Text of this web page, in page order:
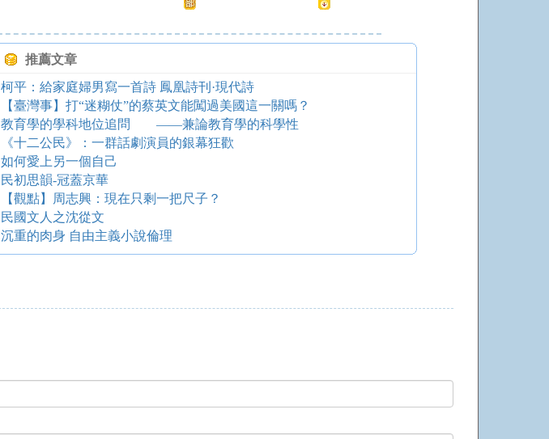
推薦文章
柯平：給家庭婦男寫一首詩 鳳凰詩刊·現代詩
【臺灣事】打“迷糊仗”的蔡英文能闖過美國這一關嗎？
教育學的學科地位追問 ——兼論教育學的科學性
《十二公民》：一群話劇演員的銀幕狂歡
如何愛上另一個自己
民初思韻-冠蓋京華
【觀點】周志興：現在只剩一把尺子？
民國文人之沈從文
沉重的肉身 自由主義小說倫理